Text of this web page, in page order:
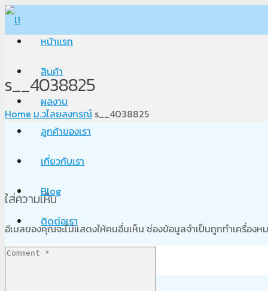
หน้าแรก
สินค้า
ผลงาน
ลูกค้าของเรา
เกี่ยวกับเรา
Blog
ติดต่อเรา
s__4038825
Home ม.วไลยลงกรณ์ s__4038825
ใส่ความเห็น
อีเมลของคุณจะไม่แสดงให้คนอื่นเห็น ช่องข้อมูลจำเป็นถูกทำเครื่องห